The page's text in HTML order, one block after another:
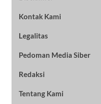
Kontak Kami
Legalitas
Pedoman Media Siber
Redaksi
Tentang Kami